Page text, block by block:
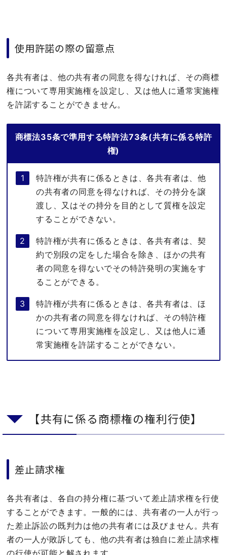
使用許諾の際の留意点
各共有者は、他の共有者の同意を得なければ、その商標
権について専用実施権を設定し、又は他人に通常実施権
を許諾することができません。
商標法35条で準用する特許法73条(共有に係る特許
権)
特許権が共有に係るときは、各共有者は、他
の共有者の同意を得なければ、その持分を譲
渡し、又はその持分を目的として質権を設定
することができない。
特許権が共有に係るときは、各共有者は、契
約で別段の定をした場合を除き、ほかの共有
者の同意を得ないでその特許発明の実施をす
ることができる。
特許権が共有に係るときは、各共有者は、ほ
かの共有者の同意を得なければ、その特許権
について専用実施権を設定し、又は他人に通
常実施権を許諾することができない。
【共有に係る商標権の権利行使】
差止請求権
各共有者は、各自の持分権に基づいて差止請求権を行使
することができます。一般的には、共有者の一人が行っ
た差止訴訟の既判力は他の共有者には及びません。共有
者の一人が敗訴しても、他の共有者は独自に差止請求権